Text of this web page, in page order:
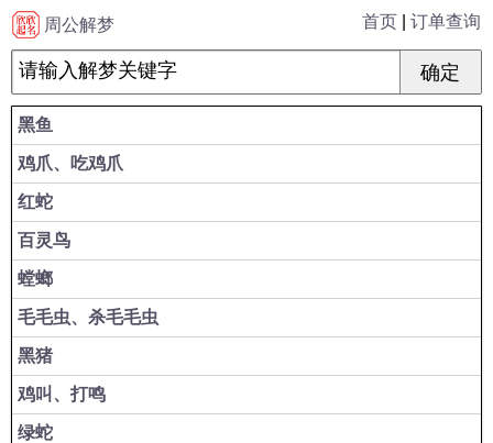
周公解梦 首页| 订单查询
黑鱼
鸡爪、吃鸡爪
红蛇
百灵鸟
螳螂
毛毛虫、杀毛毛虫
黑猪
鸡叫、打鸣
绿蛇